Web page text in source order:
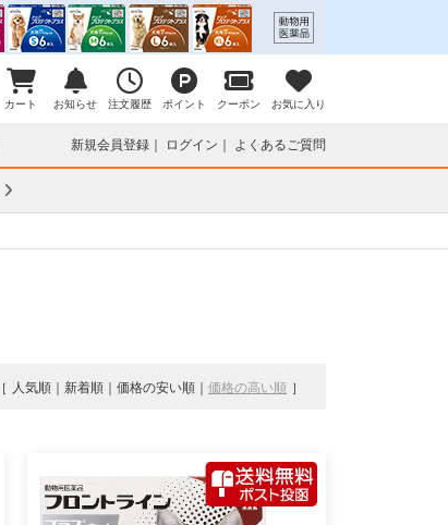
カート お知らせ 注文履歴 ポイント クーポン お気に入り
新規会員登録 ログイン よくあるご質問
人気順 新着順 価格の安い順 価格の高い順